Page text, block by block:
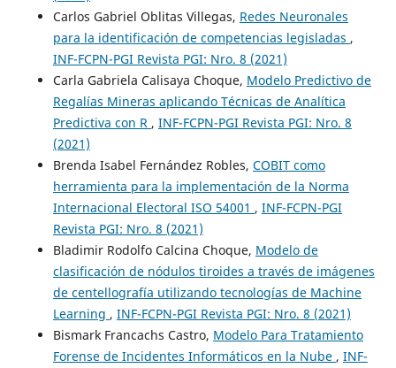
Carlos Gabriel Oblitas Villegas, Redes Neuronales
para la identificación de competencias legisladas ,
INF-FCPN-PGI Revista PGI: Nro. 8 (2021)
Carla Gabriela Calisaya Choque, Modelo Predictivo de
Regalías Mineras aplicando Técnicas de Analítica
Predictiva con R , INF-FCPN-PGI Revista PGI: Nro. 8
(2021)
Brenda Isabel Fernández Robles, COBIT como
herramienta para la implementación de la Norma
Internacional Electoral ISO 54001 , INF-FCPN-PGI
Revista PGI: Nro. 8 (2021)
Bladimir Rodolfo Calcina Choque, Modelo de
clasificación de nódulos tiroides a través de imágenes
de centellografía utilizando tecnologías de Machine
Learning , INF-FCPN-PGI Revista PGI: Nro. 8 (2021)
Bismark Francachs Castro, Modelo Para Tratamiento
Forense de Incidentes Informáticos en la Nube , INF-